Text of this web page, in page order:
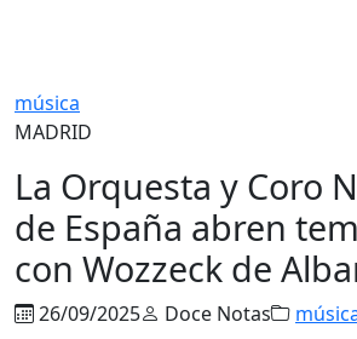
música
MADRID
La Orquesta y Coro
de España abren
con Wozzeck de
26/09/2025 Doce Notas